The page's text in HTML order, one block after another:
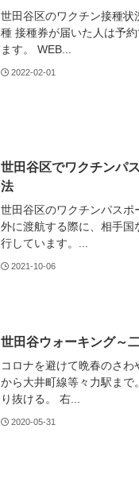
世田谷区のワクチン接種
種 接種券が届いた人は予
ます。 WEB...
2022-02-01
世田谷区でワクチンパ
法
世田谷区のワクチンパス
外に渡航する際に、相手
行しています。...
2021-10-06
世田谷ウォーキング～
コロナを避けて晩春のさ
から大井町線等々力駅まで
り抜ける。 右...
2020-05-31